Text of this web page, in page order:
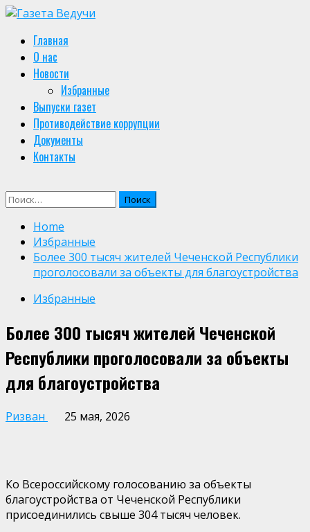
Skip
content
Primary
Menu
Главная
О нас
Новости
Избранные
Выпуски газет
Противодействие коррупции
Документы
Контакты
Найти:
Home
Избранные
Более 300 тысяч жителей Чеченской Республики
проголосовали за объекты для благоустройства
Избранные
Более 300 тысяч жителей Чеченской
Республики проголосовали за объекты
для благоустройства
Ризван 25 мая, 2026
Ко Всероссийскому голосованию за объекты
благоустройства от Чеченской Республики
присоединились свыше 304 тысяч человек.